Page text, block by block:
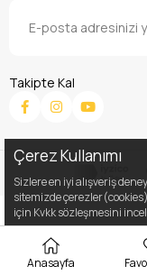
Takipte Kal
Çerez Kullanımı
Sizlere en iyi alışveriş
sitemizde
için Kvkk sözleşmesini
Anasayfa